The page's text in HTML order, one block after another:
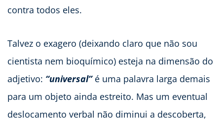
contra todos eles.
Talvez o exagero (deixando claro que não sou
cientista nem bioquímico) esteja na dimensão do
adjetivo: “universal”é uma palavra larga demais
para um objeto ainda estreito. Mas um eventual
deslocamento verbal não diminui a descoberta,